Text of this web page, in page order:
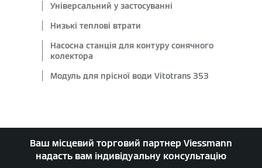
Універсальний у застосуванні
Низькі теплові втрати
Насосна станція для контуру сонячного
колектора
Модуль для прісної води Vitotrans 353
Ваш місцевий торговий партнер Viessmann
надасть вам індивідуальну консультацію